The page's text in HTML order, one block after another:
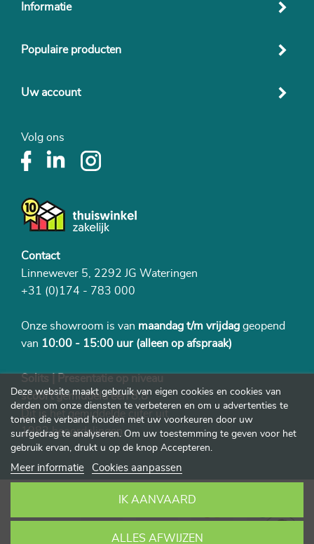
Informatie
Populaire producten
Uw account
Volg ons
Contact
Linnewever 5, 2292 JG Wateringen
+31 (0)174 - 783 000
Onze showroom is van maandag t/m vrijdag geopend
van 10:00 - 15:00 uur (alleen op afspraak)
Solits | Presentatie op niveau
scoort gemiddeld een 8.8
Dit is het gemiddelde cijfer uit
1982 beoordelingen
Deze website maakt gebruik van eigen cookies en cookies van
derden om onze diensten te verbeteren en om u advertenties te
tonen die verband houden met uw voorkeuren door uw
surfgedrag te analyseren. Om uw toestemming te geven voor het
gebruik ervan, drukt u op de knop Accepteren.
Meer informatie Cookies aanpassen
ALLES AFWIJZEN
IK AANVAARD